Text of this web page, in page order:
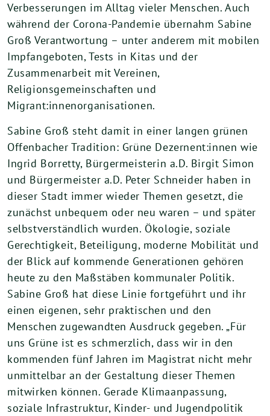
Verbesserungen im Alltag vieler Menschen. Auch
während der Corona-Pandemie übernahm Sabine
Groß Verantwortung – unter anderem mit mobilen
Impfangeboten, Tests in Kitas und der
Zusammenarbeit mit Vereinen,
Religionsgemeinschaften und
Migrant:innenorganisationen.
Sabine Groß steht damit in einer langen grünen
Offenbacher Tradition: Grüne Dezernent:innen wie
Ingrid Borretty, Bürgermeisterin a.D. Birgit Simon
und Bürgermeister a.D. Peter Schneider haben in
dieser Stadt immer wieder Themen gesetzt, die
zunächst unbequem oder neu waren – und später
selbstverständlich wurden. Ökologie, soziale
Gerechtigkeit, Beteiligung, moderne Mobilität und
der Blick auf kommende Generationen gehören
heute zu den Maßstäben kommunaler Politik.
Sabine Groß hat diese Linie fortgeführt und ihr
einen eigenen, sehr praktischen und den
Menschen zugewandten Ausdruck gegeben. „Für
uns Grüne ist es schmerzlich, dass wir in den
kommenden fünf Jahren im Magistrat nicht mehr
unmittelbar an der Gestaltung dieser Themen
mitwirken können. Gerade Klimaanpassung,
soziale Infrastruktur, Kinder- und Jugendpolitik